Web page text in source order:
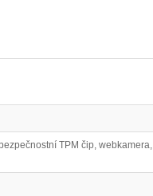
TPM čip, webkamera,